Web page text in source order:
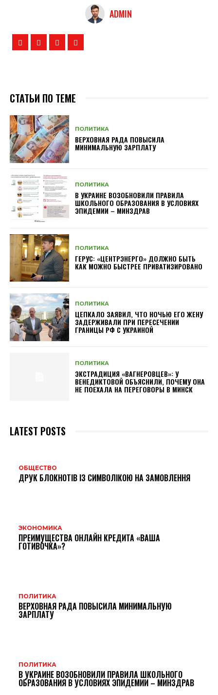
ADMIN
СТАТЬИ ПО ТЕМЕ
ПОЛИТИКА
ВЕРХОВНАЯ РАДА ПОВЫСИЛА
МИНИМАЛЬНУЮ ЗАРПЛАТУ
ПОЛИТИКА
В УКРАИНЕ ВОЗОБНОВИЛИ ПРАВИЛА
ШКОЛЬНОГО ОБРАЗОВАНИЯ В УСЛОВИЯХ
ЭПИДЕМИИ – МИНЗДРАВ
ПОЛИТИКА
ГЕРУС: «ЦЕНТРЭНЕРГО» ДОЛЖНО БЫТЬ
КАК МОЖНО БЫСТРЕЕ ПРИВАТИЗИРОВАНО
ПОЛИТИКА
ЦЕПКАЛО ЗАЯВИЛ, ЧТО НОЧЬЮ ЕГО ЖЕНУ
ЗАДЕРЖИВАЛИ ПРИ ПЕРЕСЕЧЕНИИ
ГРАНИЦЫ РФ С УКРАИНОЙ
ПОЛИТИКА
ЭКСТРАДИЦИЯ «ВАГНЕРОВЦЕВ»: У
ВЕНЕДИКТОВОЙ ОБЪЯСНИЛИ, ПОЧЕМУ ОНА
НЕ ПОЕХАЛА НА ПЕРЕГОВОРЫ В МИНСК
LATEST POSTS
ОБЩЕСТВО
ДРУК БЛОКНОТІВ ІЗ СИМВОЛІКОЮ НА ЗАМОВЛЕННЯ
ЭКОНОМИКА
ПРЕИМУЩЕСТВА ОНЛАЙН КРЕДИТА «ВАША
ГОТИВОЧКА»?
ПОЛИТИКА
ВЕРХОВНАЯ РАДА ПОВЫСИЛА МИНИМАЛЬНУЮ
ЗАРПЛАТУ
ПОЛИТИКА
В УКРАИНЕ ВОЗОБНОВИЛИ ПРАВИЛА ШКОЛЬНОГО
ОБРАЗОВАНИЯ В УСЛОВИЯХ ЭПИДЕМИИ – МИНЗДРАВ